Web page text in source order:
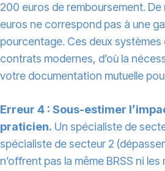
200 euros de remboursement.
euros ne correspond pas à une
pourcentage. Ces deux
contrats modernes, d’où la
votre documentation mutuelle
Erreur 4 : Sous-estimer
praticien. Un spécialiste de
spécialiste de secteur 2
n’offrent pas la même BRSS ni